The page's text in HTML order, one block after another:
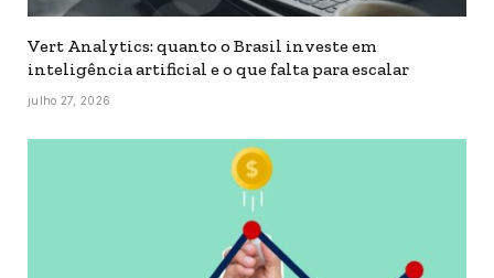
Vert Analytics: quanto o Brasil investe em
inteligência artificial e o que falta para escalar
julho 27, 2026